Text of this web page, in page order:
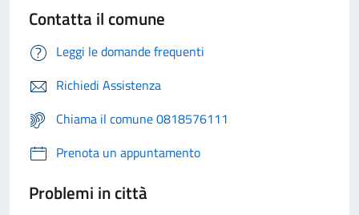
Contatta il comune
Leggi le domande frequenti
Richiedi Assistenza
Chiama il comune 0818576111
Prenota un appuntamento
Problemi in città